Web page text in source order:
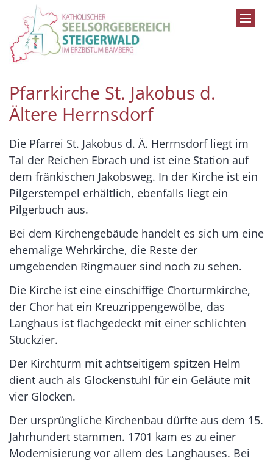
Zum Inhalt springen
Pfarrkirche St. Jakobus d.
Ältere Herrnsdorf
Die Pfarrei St. Jakobus d. Ä. Herrnsdorf liegt im
Tal der Reichen Ebrach und ist eine Station auf
dem fränkischen Jakobsweg. In der Kirche ist ein
Pilgerstempel erhältlich, ebenfalls liegt ein
Pilgerbuch aus.
Bei dem Kirchengebäude handelt es sich um eine
ehemalige Wehrkirche, die Reste der
umgebenden Ringmauer sind noch zu sehen.
Die Kirche ist eine einschiffige Chorturmkirche,
der Chor hat ein Kreuzrippengewölbe, das
Langhaus ist flachgedeckt mit einer schlichten
Stuckzier.
Der Kirchturm mit achtseitigem spitzen Helm
dient auch als Glockenstuhl für ein Geläute mit
vier Glocken.
Der ursprüngliche Kirchenbau dürfte aus dem 15.
Jahrhundert stammen. 1701 kam es zu einer
Modernisierung vor allem des Langhauses. Bei